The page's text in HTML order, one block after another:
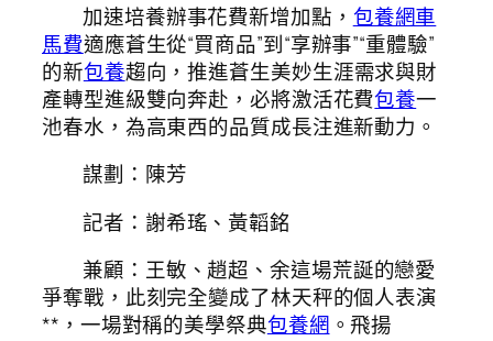
加速培養辦事花費新增加點， 包養網車
馬費適應蒼生從“買商品”到“享辦事”“重體驗”
的新包養趨向，推進蒼生美妙生涯需求與財
產轉型進級雙向奔赴，必將激活花費包養一
池春水，為高東西的品質成長注進新動力。
謀劃：陳芳
記者：謝希瑤、黃韜銘
兼顧：王敏、趙超、余這場荒誕的戀愛
爭奪戰，此刻完全變成了林天秤的個人表演
**，一場對稱的美學祭典包養網 。飛揚